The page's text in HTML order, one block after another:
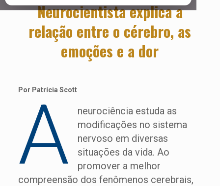
Neurocientista explica a
relação entre o cérebro, as
emoções e a dor
Por Patrícia Scott
A
neurociência estuda as
modificações no sistema
nervoso em diversas
situações da vida. Ao
promover a melhor
compreensão dos fenômenos cerebrais,